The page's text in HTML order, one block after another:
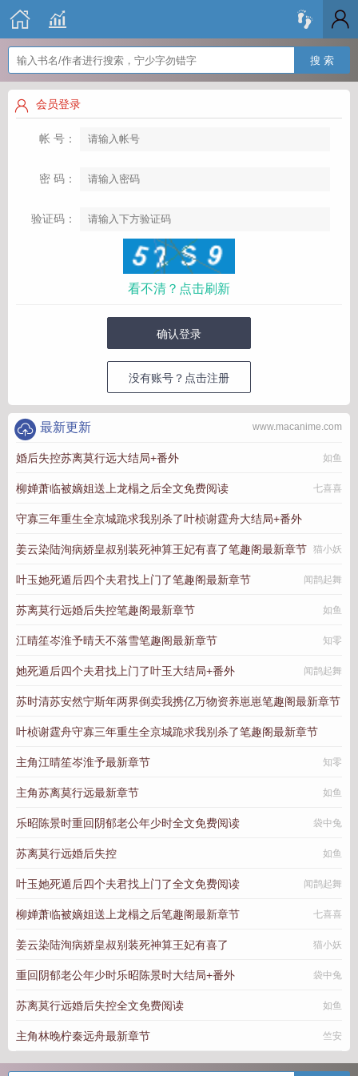
搜 索
会员登录
帐 号：
密 码：
验证码：
看不清？点击刷新
确认登录
没有账号？点击注册
www.macanime.com
最新更新
婚后失控苏离莫行远大结局+番外 如鱼
柳婵萧临被嫡姐送上龙榻之后全文免费阅读 七喜喜
守寡三年重生全京城跪求我别杀了叶桢谢霆舟大结局+番外
指尖上的行走
姜云染陆洵病娇皇叔别装死神算王妃有喜了笔趣阁最新章节 猫小妖
叶玉她死遁后四个夫君找上门了笔趣阁最新章节 闻鹊起舞
苏离莫行远婚后失控笔趣阁最新章节 如鱼
江晴笙岑淮予晴天不落雪笔趣阁最新章节 知零
她死遁后四个夫君找上门了叶玉大结局+番外 闻鹊起舞
苏时清苏安然宁斯年两界倒卖我携亿万物资养崽崽笔趣阁最新章节
浅浅爱鱼
叶桢谢霆舟守寡三年重生全京城跪求我别杀了笔趣阁最新章节
指尖上的行走
主角江晴笙岑淮予最新章节 知零
主角苏离莫行远最新章节 如鱼
乐昭陈景时重回阴郁老公年少时全文免费阅读 袋中兔
苏离莫行远婚后失控 如鱼
叶玉她死遁后四个夫君找上门了全文免费阅读 闻鹊起舞
柳婵萧临被嫡姐送上龙榻之后笔趣阁最新章节 七喜喜
姜云染陆洵病娇皇叔别装死神算王妃有喜了 猫小妖
重回阴郁老公年少时乐昭陈景时大结局+番外 袋中兔
苏离莫行远婚后失控全文免费阅读 如鱼
主角林晚柠秦远舟最新章节 竺安